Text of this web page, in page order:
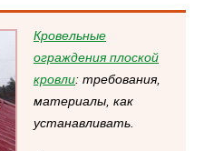
Кровельные
ограждения плоской
кровли: требования,
материалы, как
устанавливать.